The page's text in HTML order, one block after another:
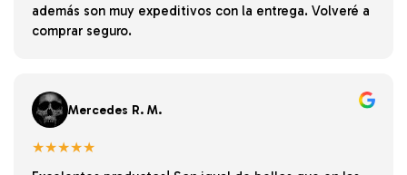
además son muy expeditivos con la entrega. Volveré a
comprar seguro.
Mercedes R. M.
★★★★★